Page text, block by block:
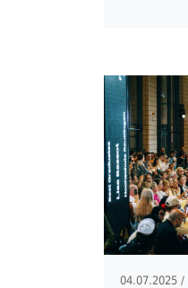
04.07.2025 /